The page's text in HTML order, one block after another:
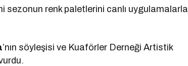
sezonun renk paletlerini canlı uygulamalarla
’nın söyleşisi ve Kuaförler Derneği Artistik